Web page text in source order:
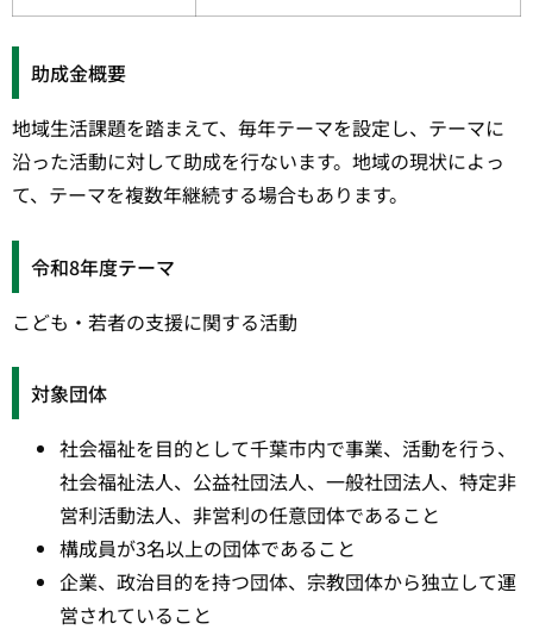
助成金概要
地域生活課題を踏まえて、毎年テーマを設定し、テーマに
沿った活動に対して助成を行ないます。地域の現状によっ
て、テーマを複数年継続する場合もあります。
令和8年度テーマ
こども・若者の支援に関する活動
対象団体
社会福祉を目的として千葉市内で事業、活動を行う、
社会福祉法人、公益社団法人、一般社団法人、特定非
営利活動法人、非営利の任意団体であること
構成員が3名以上の団体であること
企業、政治目的を持つ団体、宗教団体から独立して運
営されていること